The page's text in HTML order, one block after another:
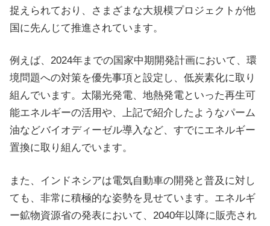
捉えられており、さまざまな大規模プロジェクトが他
国に先んじて推進されています。
例えば、2024年までの国家中期開発計画において、環
境問題への対策を優先事項と設定し、低炭素化に取り
組んでいます。太陽光発電、地熱発電といった再生可
能エネルギーの活用や、上記で紹介したようなパーム
油などバイオディーゼル導入など、すでにエネルギー
置換に取り組んでいます。
また、インドネシアは電気自動車の開発と普及に対し
ても、非常に積極的な姿勢を見せています。エネルギ
ー鉱物資源省の発表において、2040年以降に販売され